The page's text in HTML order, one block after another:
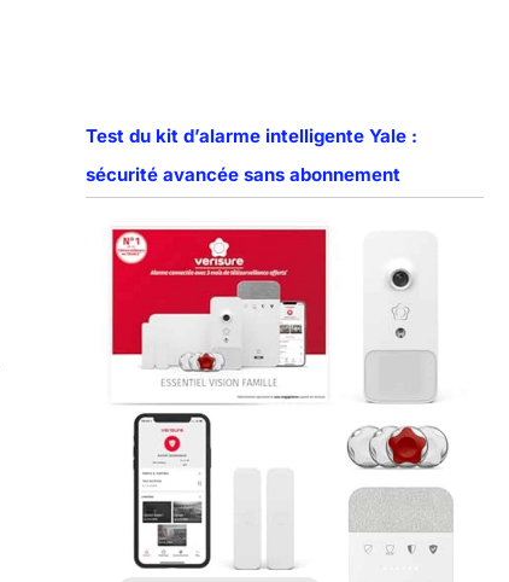
Test du kit d’alarme intelligente Yale :
sécurité avancée sans abonnement